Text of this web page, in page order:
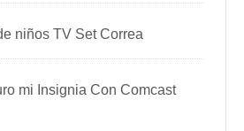
niños TV Set Correa
mi Insignia Con Comcast